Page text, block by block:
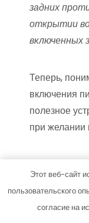
задних
открытии
включенных
Теперь,
включения
полезное
при желании
Читайте
AQiGA#post
Этот веб-сайт
пользовательского
согласие на